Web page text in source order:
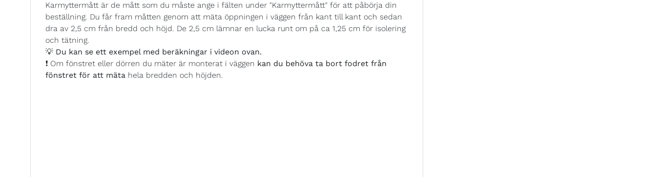
Karmyttermått är de mått som du måste ange i fälten under "Karmyttermått" för att påbörja din
beställning. Du får fram måtten genom att mäta öppningen i väggen från kant till kant och sedan
dra av 2,5 cm från bredd och höjd. De 2,5 cm lämnar en lucka runt om på ca 1,25 cm för isolering
och tätning.
💡 Du kan se ett exempel med beräkningar i videon ovan.
❗ Om fönstret eller dörren du mäter är monterat i väggen kan du behöva ta bort fodret från
fönstret för att mäta hela bredden och höjden.